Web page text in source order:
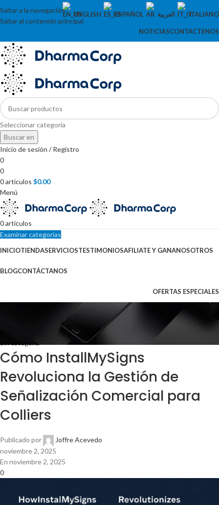
Saltar a la navegación
Saltar al contenido principal
ENGLISH ESPAÑOL العربية ITALIANO
NOTICIASCONTACTENOS
Seleccionar categoría
Buscar en
Inicio de sesión / Registro
0
0
0artículos $0.00
Menú
0artículos
Examinar categorías
INICIOTIENDASERVICIOSTESTIMONIOSAFILIATE Y GANANOSOTROS
BLOGCONTÁCTANOS
OFERTAS ESPECIALES
Sin categoría
Cómo InstallMySigns
Revoluciona la Gestión de
Señalización Comercial para
Colliers
Publicado por
Joffre Acevedo
noviembre 2, 2025
En noviembre 2, 2025
0